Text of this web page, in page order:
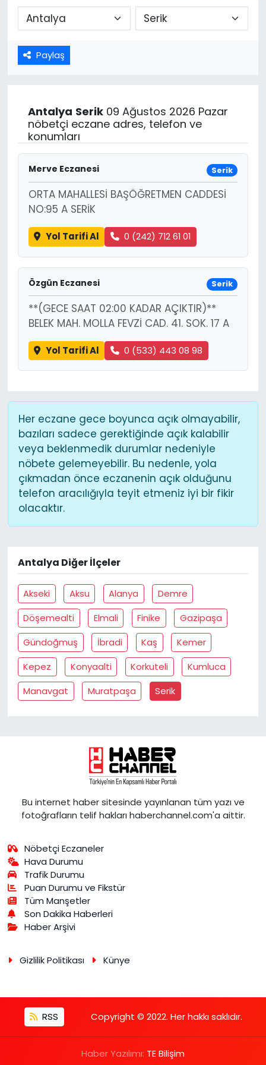
Paylaş
Antalya Serik09 Ağustos 2026 Pazar
nöbetçi eczane adres, telefon ve
konumları
Merve Eczanesi Serik
ORTA MAHALLESİ BAŞÖĞRETMEN CADDESİ
NO:95 A SERİK
Yol Tarifi Al 0 (242) 712 61 01
Özgün Eczanesi Serik
**(GECE SAAT 02:00 KADAR AÇIKTIR)**
BELEK MAH. MOLLA FEVZİ CAD. 41. SOK. 17 A
Yol Tarifi Al 0 (533) 443 08 98
Her eczane gece boyunca açık olmayabilir,
bazıları sadece gerektiğinde açık kalabilir
veya beklenmedik durumlar nedeniyle
nöbete gelemeyebilir. Bu nedenle, yola
çıkmadan önce eczanenin açık olduğunu
telefon aracılığıyla teyit etmeniz iyi bir fikir
olacaktır.
Antalya Diğer İlçeler
Akseki Aksu Alanya
Demre
Döşemealti
Elmali Finike
Gazipaşa
Gündoğmuş
İbradi Kaş
Kemer
Kepez
Konyaalti Korkuteli
Kumluca
Manavgat
Muratpaşa Serik
Bu internet haber sitesinde yayınlanan tüm yazı ve
fotoğrafların telif hakları haberchannel.com'a aittir.
Nöbetçi Eczaneler
Hava Durumu
Trafik Durumu
Puan Durumu ve Fikstür
Tüm Manşetler
Son Dakika Haberleri
Haber Arşivi
Gizlilik Politikası Künye
RSS Copyright © 2022. Her hakkı saklıdır.
Haber Yazılımı: TE Bilişim